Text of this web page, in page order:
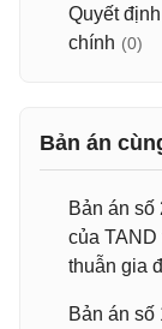
Quyết
chính (0)
Bản án
Bản án
của TAND
thuẫn gia
Bản án